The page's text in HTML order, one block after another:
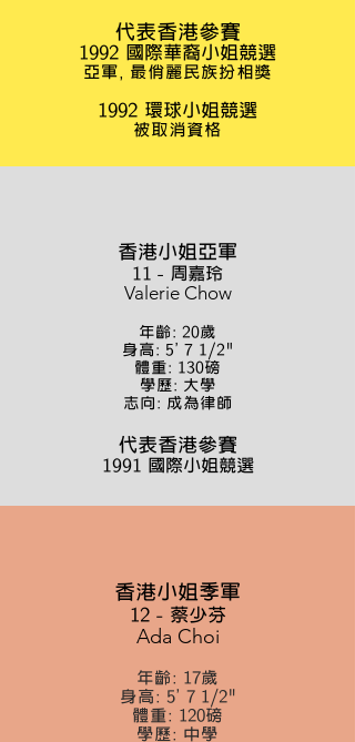
代表香港參賽
1992 國際華裔小姐競選
亞軍, 最俏麗民族扮相獎
1992 環球小姐競選
被取消資格
香港小姐亞軍
11 - 周嘉玲
Valerie Chow
年齡: 20歲
身高: 5' 7 1/2"
體重: 130磅
學歷: 大學
志向: 成為律師
代表香港參賽
1991 國際小姐競選
香港小姐季軍
12 - 蔡少芬
Ada Choi
年齡: 17歲
身高: 5' 7 1/2"
體重: 120磅
學歷: 中學